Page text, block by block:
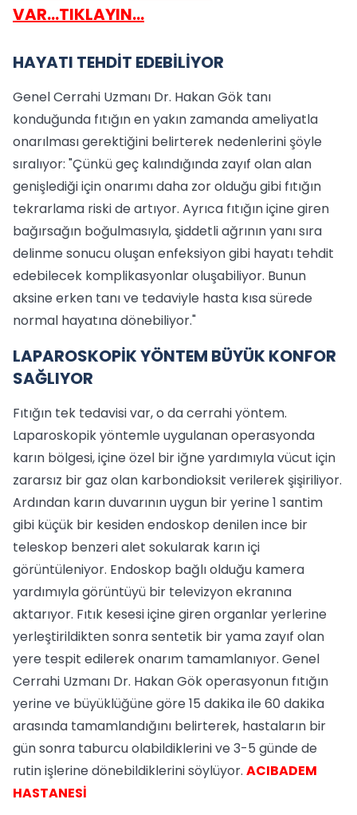
VAR...TIKLAYIN...
HAYATI TEHDİT EDEBİLİYOR
Genel Cerrahi Uzmanı Dr. Hakan Gök tanı
konduğunda fıtığın en yakın zamanda ameliyatla
onarılması gerektiğini belirterek nedenlerini şöyle
sıralıyor: "Çünkü geç kalındığında zayıf olan alan
genişlediği için onarımı daha zor olduğu gibi fıtığın
tekrarlama riski de artıyor. Ayrıca fıtığın içine giren
bağırsağın boğulmasıyla, şiddetli ağrının yanı sıra
delinme sonucu oluşan enfeksiyon gibi hayatı tehdit
edebilecek komplikasyonlar oluşabiliyor. Bunun
aksine erken tanı ve tedaviyle hasta kısa sürede
normal hayatına dönebiliyor."
LAPAROSKOPİK YÖNTEM BÜYÜK KONFOR
SAĞLIYOR
Fıtığın tek tedavisi var, o da cerrahi yöntem.
Laparoskopik yöntemle uygulanan operasyonda
karın bölgesi, içine özel bir iğne yardımıyla vücut için
zararsız bir gaz olan karbondioksit verilerek şişiriliyor.
Ardından karın duvarının uygun bir yerine 1 santim
gibi küçük bir kesiden endoskop denilen ince bir
teleskop benzeri alet sokularak karın içi
görüntüleniyor. Endoskop bağlı olduğu kamera
yardımıyla görüntüyü bir televizyon ekranına
aktarıyor. Fıtık kesesi içine giren organlar yerlerine
yerleştirildikten sonra sentetik bir yama zayıf olan
yere tespit edilerek onarım tamamlanıyor. Genel
Cerrahi Uzmanı Dr. Hakan Gök operasyonun fıtığın
yerine ve büyüklüğüne göre 15 dakika ile 60 dakika
arasında tamamlandığını belirterek, hastaların bir
gün sonra taburcu olabildiklerini ve 3-5 günde de
rutin işlerine dönebildiklerini söylüyor. ACIBADEM
HASTANESİ